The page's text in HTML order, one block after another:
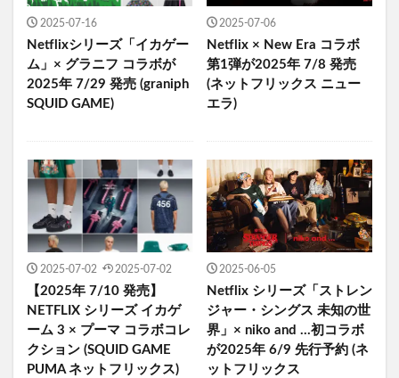
2025-07-16
Netflixシリーズ「イカゲー
ム」× グラニフ コラボが
2025年 7/29 発売 (graniph
SQUID GAME)
2025-07-06
Netflix × New Era コラボ
第1弾が2025年 7/8 発売
(ネットフリックス ニュー
エラ)
2025-07-02 2025-07-02
【2025年 7/10 発売】
NETFLIX シリーズ イカゲ
ーム 3 × プーマ コラボコレ
クション (SQUID GAME
PUMA ネットフリックス)
2025-06-05
Netflix シリーズ「ストレン
ジャー・シングス 未知の世
界」× niko and …初コラボ
が2025年 6/9 先行予約 (ネ
ットフリックス